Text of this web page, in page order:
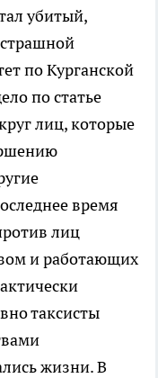
убитый,
по Курганской
по статье
лиц, которые
время
лиц
и работающих
таксисты
жизни. В